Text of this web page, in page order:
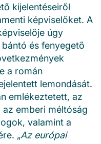
kijelentéseiről
képviselőket. A
úgy
és fenyegető
a román
lemondását.
emlékeztetett, az
emberi méltóság
valamint a
„Az európai